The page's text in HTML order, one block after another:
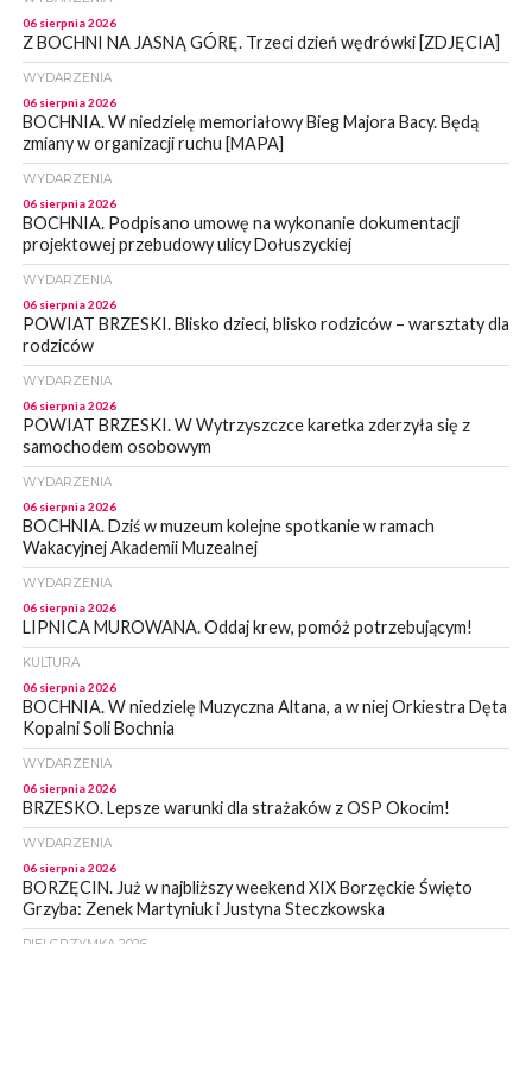
06 sierpnia 2026
Z BOCHNI NA JASNĄ GÓRĘ. Trzeci dzień wędrówki [ZDJĘCIA]
WYDARZENIA
06 sierpnia 2026
BOCHNIA. W niedzielę memoriałowy Bieg Majora Bacy. Będą
zmiany w organizacji ruchu [MAPA]
WYDARZENIA
06 sierpnia 2026
BOCHNIA. Podpisano umowę na wykonanie dokumentacji
projektowej przebudowy ulicy Dołuszyckiej
WYDARZENIA
06 sierpnia 2026
POWIAT BRZESKI. Blisko dzieci, blisko rodziców – warsztaty dla
rodziców
WYDARZENIA
06 sierpnia 2026
POWIAT BRZESKI. W Wytrzyszczce karetka zderzyła się z
samochodem osobowym
WYDARZENIA
06 sierpnia 2026
BOCHNIA. Dziś w muzeum kolejne spotkanie w ramach
Wakacyjnej Akademii Muzealnej
WYDARZENIA
06 sierpnia 2026
LIPNICA MUROWANA. Oddaj krew, pomóż potrzebującym!
KULTURA
06 sierpnia 2026
BOCHNIA. W niedzielę Muzyczna Altana, a w niej Orkiestra Dęta
Kopalni Soli Bochnia
WYDARZENIA
06 sierpnia 2026
BRZESKO. Lepsze warunki dla strażaków z OSP Okocim!
WYDARZENIA
06 sierpnia 2026
BORZĘCIN. Już w najbliższy weekend XIX Borzęckie Święto
Grzyba: Zenek Martyniuk i Justyna Steczkowska
PIELGRZYMKA 2026